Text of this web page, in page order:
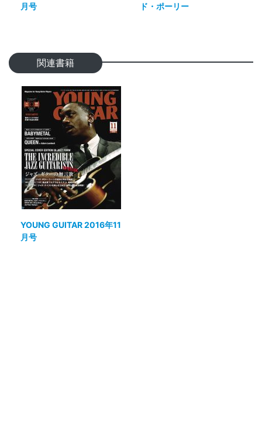
月号
ド・ポーリー
関連書籍
YOUNG GUITAR 2016年11
月号